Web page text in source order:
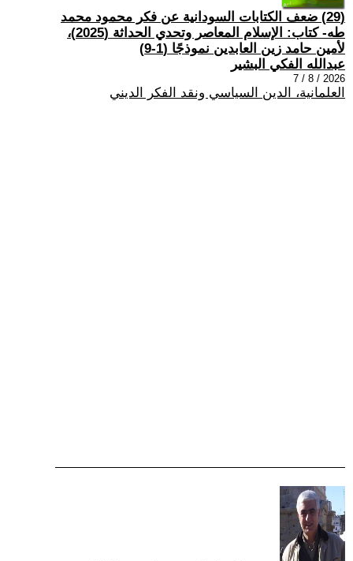
(29) ضعف الكتابات السودانية عن فكر محمود محمد
طه- كتاب: الإسلام المعاصر وتحدي الحداثة (2025)،
لأمين حامد زين العابدين نموذجًا (1-9)
عبدالله الفكي البشير
2026 / 8 / 7
العلمانية، الدين السياسي ونقد الفكر الديني